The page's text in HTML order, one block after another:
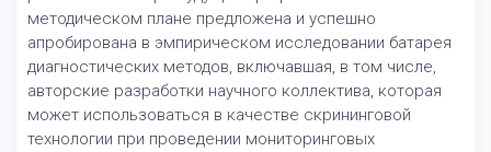
методическом плане предложена и успешно
апробирована в эмпирическом исследовании батарея
диагностических методов, включавшая, в том числе,
авторские разработки научного коллектива, которая
может использоваться в качестве скрининговой
технологии при проведении мониторинговых